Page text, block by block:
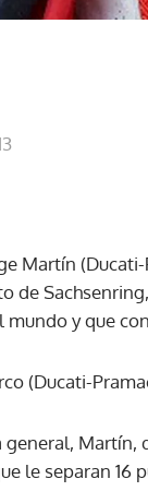
Martín
de
y que
(Ducati-
general,
le separan 16